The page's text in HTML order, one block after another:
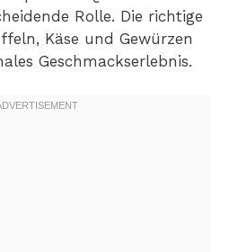
Rolle. Die richtige
Käse und Gewürzen
Geschmackserlebnis.